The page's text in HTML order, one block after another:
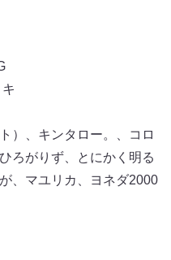
）、キンタロー。、コロ
ろがりず、とにかく明る
、マユリカ、ヨネダ2000